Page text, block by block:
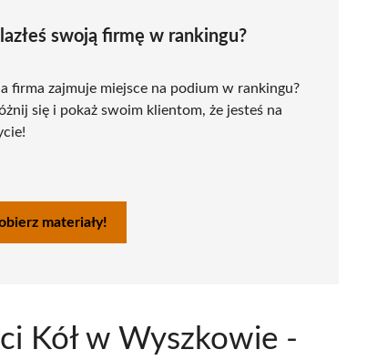
swoją firmę w rankingu?
firma zajmuje miejsce na podium w rankingu?
się i pokaż swoim klientom, że jesteś na
materiały!
Kół w Wyszkowie -